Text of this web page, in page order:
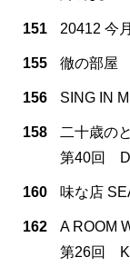
151 20412 今
155 徹の部屋
156 SING IN
158
二十歳の
第40回
160 味な店
162
A ROOM
第26回